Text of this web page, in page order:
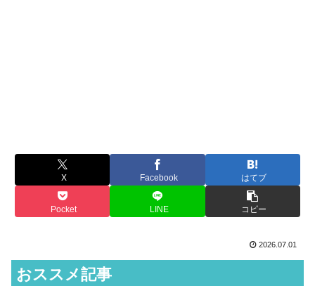
X Facebook はてブ
Pocket LINE コピー
2026.07.01
おススメ記事